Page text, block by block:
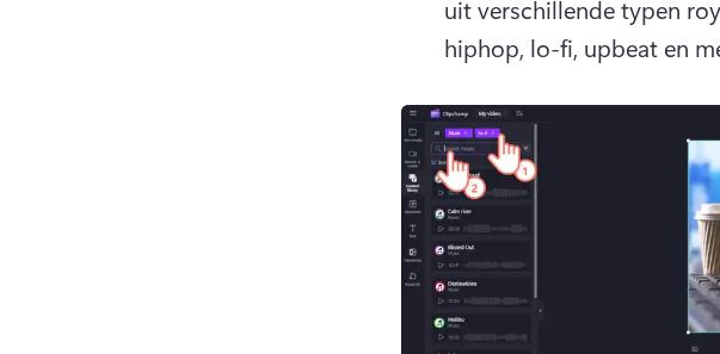
uit verschillende typen
hiphop, lo-fi, upbeat en